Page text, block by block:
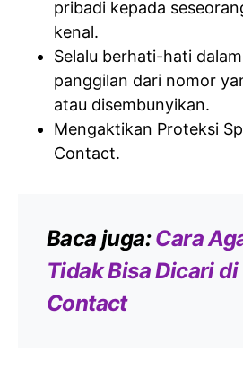
pribadi kepada
kenal.
Selalu berhati-hati
panggilan dari nomor
atau disembunyikan.
Mengaktikan Proteksi
Contact.
Baca juga:Cara
Tidak Bisa Dicari di
Contact